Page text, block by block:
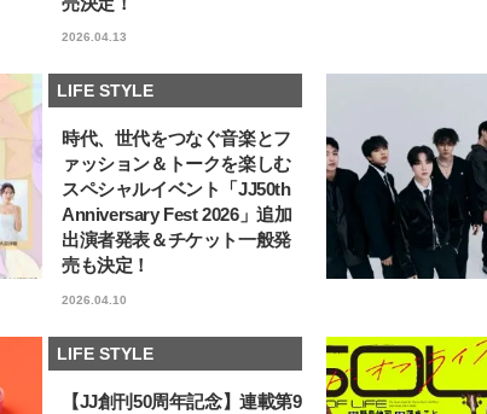
2026.04.13
LIFE STYLE
時代、世代をつなぐ音楽とフ
ァッション＆トークを楽しむ
スペシャルイベント「JJ50th
Anniversary Fest 2026」追加
出演者発表＆チケット一般発
売も決定！
2026.04.10
LIFE STYLE
【JJ創刊50周年記念】連載第9